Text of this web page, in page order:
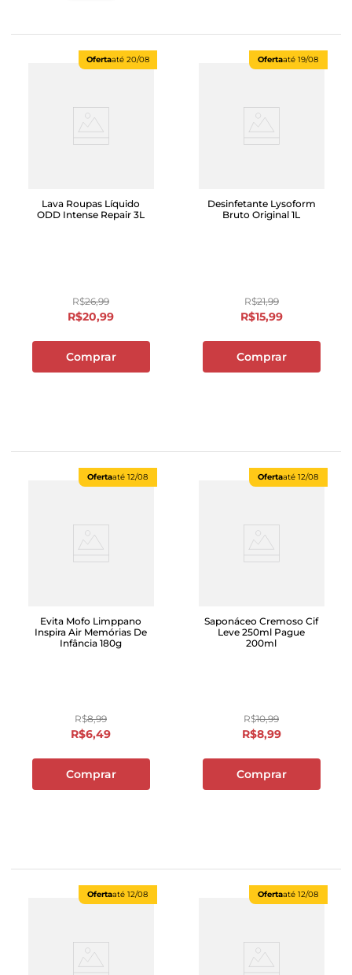
Ofertaaté 20/08
Lava Roupas Líquido
ODD Intense Repair 3L
R$26,99
R$20,99
Comprar
Ofertaaté 19/08
Desinfetante Lysoform
Bruto Original 1L
R$21,99
R$15,99
Comprar
Ofertaaté 12/08
Evita Mofo Limppano
Inspira Air Memórias De
Infância 180g
R$8,99
R$6,49
Comprar
Ofertaaté 12/08
Saponáceo Cremoso Cif
Leve 250ml Pague
200ml
R$10,99
R$8,99
Comprar
Ofertaaté 12/08 Ofertaaté 12/08